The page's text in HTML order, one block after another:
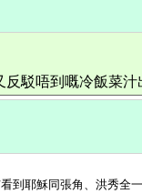
駁唔到嘅冷飯菜
到耶穌同張角、洪秀全